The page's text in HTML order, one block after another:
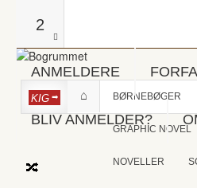
2
ANMELDERE
BLIV ANMELDER?
KIG BØRNEBØGER
GRAPHIC NOVEL
NOVELLER